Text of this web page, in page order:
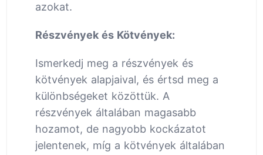
azokat.
Részvények és Kötvények:
Ismerkedj meg a részvények és
kötvények alapjaival, és értsd meg a
különbségeket közöttük. A
részvények általában magasabb
hozamot, de nagyobb kockázatot
jelentenek, míg a kötvények általában